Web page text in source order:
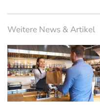
Weitere News & Artikel